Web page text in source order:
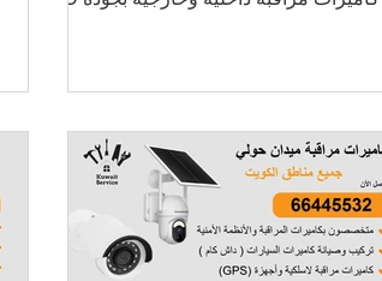
اليوم 📞 اطلب الآن خدمة تركيب كاميرات
في الأحمدي بأسعار منافسة وتركيب سريع
من فنيين متخصصين. 🛡️ لأن الأمان ما فيه
تأجيل… خلّ الكاميرات تشتغل، وارتاح!